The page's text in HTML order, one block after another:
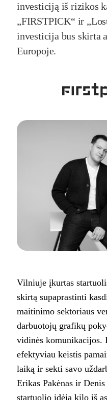
investiciją iš rizikos
„FIRSTPICK“ ir
investicija bus skirta
Europoje.
Vilniuje įkurtas
skirtą supaprastinti
maitinimo sektoriaus
darbuotojų grafikų
vidinės komunikacijos.
efektyviau keistis
laiką ir sekti savo
Erikas Pakėnas ir
startuolio idėja kilo iš